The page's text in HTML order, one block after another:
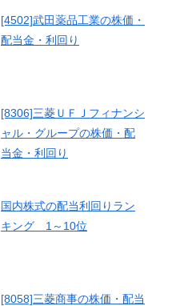
[4502]武田薬品工業の株価・
配当金・利回り
[8306]三菱ＵＦＪフィナンシ
ャル・グループの株価・配
当金・利回り
国内株式の配当利回りラン
キング 1～10位
[8058]三菱商事の株価・配当